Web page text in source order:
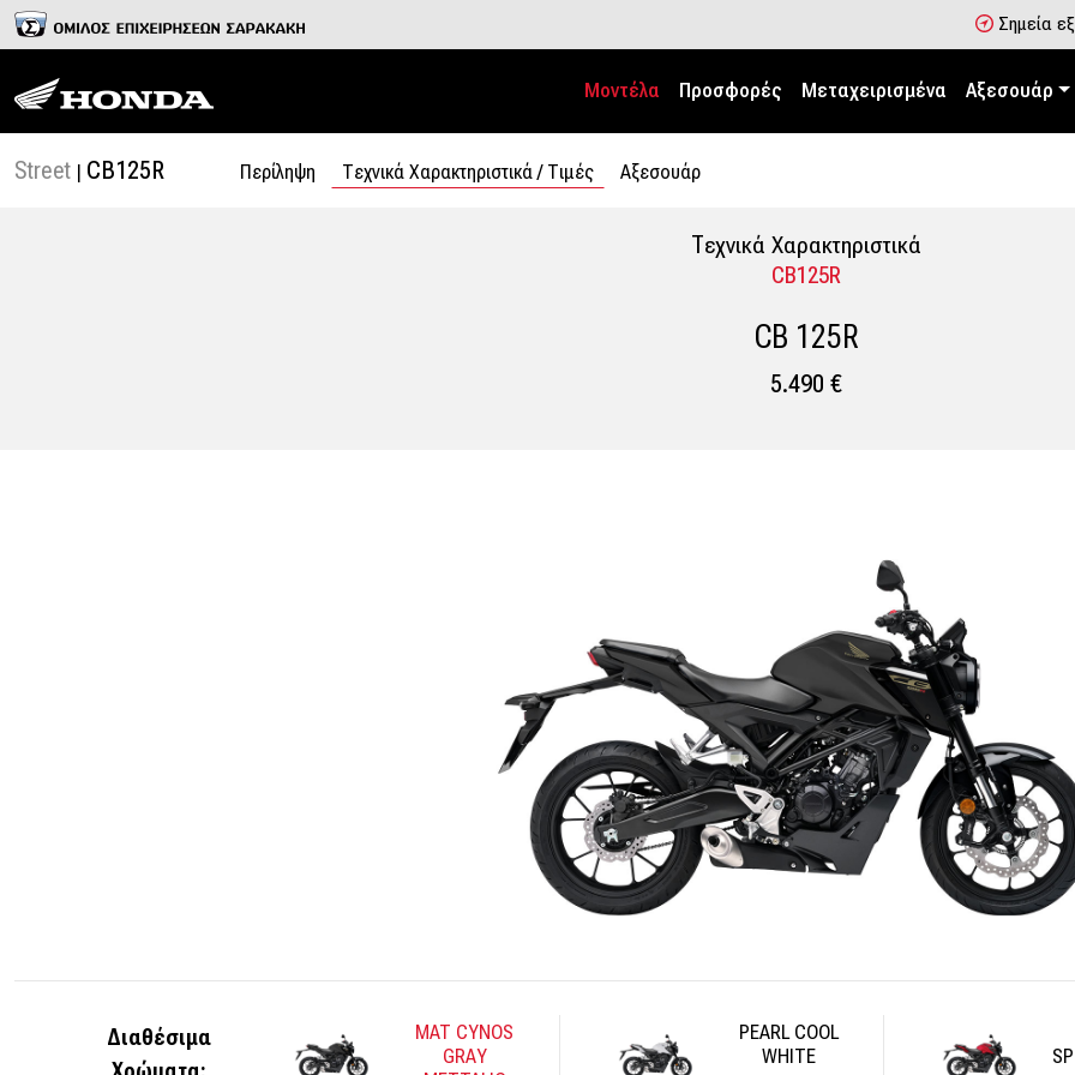
Σημεία
Μοντέλα Προσφορές Μεταχειρισμένα Αξεσουάρ
Street | CB125R Περίληψη Tεχνικά Χαρακτηριστικά / Tιμές Αξεσουάρ
Tεχνικά Χαρακτηριστικά
CB125R
CB 125R
5.490 €
Διαθέσιμα
MAT CYNOS
GRAY
PEARL COOL
WHITE